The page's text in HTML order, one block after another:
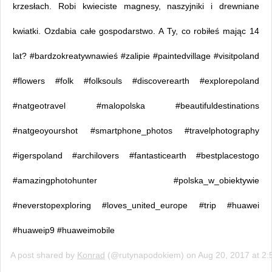
krzesłach. Robi kwieciste magnesy, naszyjniki i drewniane
kwiatki. Ozdabia całe gospodarstwo. A Ty, co robiłeś mając 14
lat? #bardzokreatywnawieś #zalipie #paintedvillage #visitpoland
#flowers #folk #folksouls #discoverearth #explorepoland
#natgeotravel #malopolska #beautifuldestinations
#natgeoyourshot #smartphone_photos #travelphotography
#igerspoland #archilovers #fantasticearth #bestplacestogo
#amazingphotohunter #polska_w_obiektywie
#neverstopexploring #loves_united_europe #trip #huawei
#huaweip9 #huaweimobile
A post shared by Konrad (@rutynapodokiem) on Aug 20, 2017 at